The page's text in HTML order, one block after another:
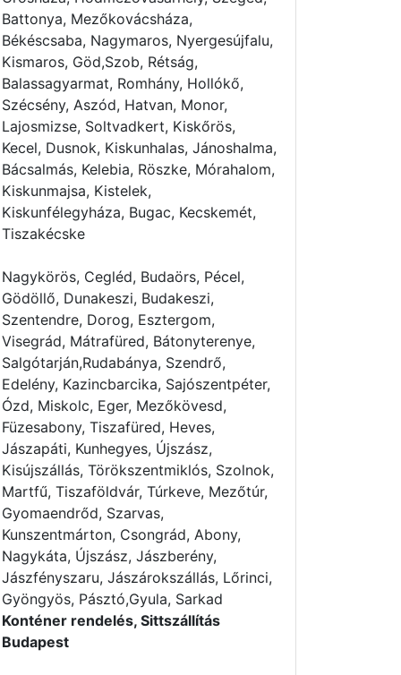
Battonya, Mezőkovácsháza,
Békéscsaba, Nagymaros, Nyergesújfalu,
Kismaros, Göd,Szob, Rétság,
Balassagyarmat, Romhány, Hollókő,
Szécsény, Aszód, Hatvan, Monor,
Lajosmizse, Soltvadkert, Kiskőrös,
Kecel, Dusnok, Kiskunhalas, Jánoshalma,
Bácsalmás, Kelebia, Röszke, Mórahalom,
Kiskunmajsa, Kistelek,
Kiskunfélegyháza, Bugac, Kecskemét,
Tiszakécske
Nagykörös, Cegléd, Budaörs, Pécel,
Gödöllő, Dunakeszi, Budakeszi,
Szentendre, Dorog, Esztergom,
Visegrád, Mátrafüred, Bátonyterenye,
Salgótarján,Rudabánya, Szendrő,
Edelény, Kazincbarcika, Sajószentpéter,
Ózd, Miskolc, Eger, Mezőkövesd,
Füzesabony, Tiszafüred, Heves,
Jászapáti, Kunhegyes, Újszász,
Kisújszállás, Törökszentmiklós, Szolnok,
Martfű, Tiszaföldvár, Túrkeve, Mezőtúr,
Gyomaendrőd, Szarvas,
Kunszentmárton, Csongrád, Abony,
Nagykáta, Újszász, Jászberény,
Jászfényszaru, Jászárokszállás, Lőrinci,
Gyöngyös, Pásztó,Gyula, Sarkad
Konténer rendelés, Sittszállítás
Budapest